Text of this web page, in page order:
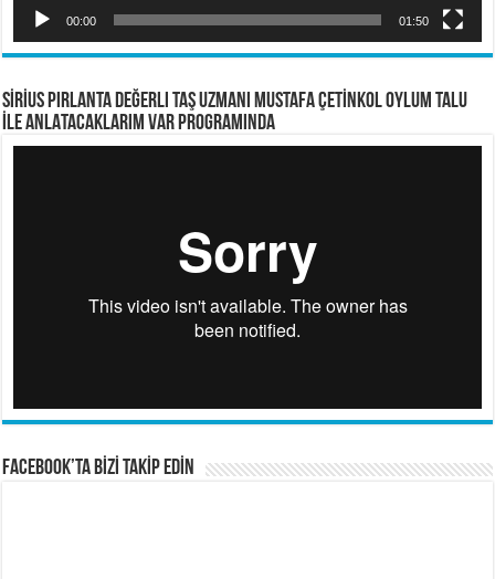
00:00 01:50
SİRİUS PIRLANTA Değerli Taş Uzmanı Mustafa ÇETİNKOL OYLUM TALU
İLE ANLATACAKLARIM VAR PROGRAMINDA
FACEBOOK’TA BİZİ TAKİP EDİN